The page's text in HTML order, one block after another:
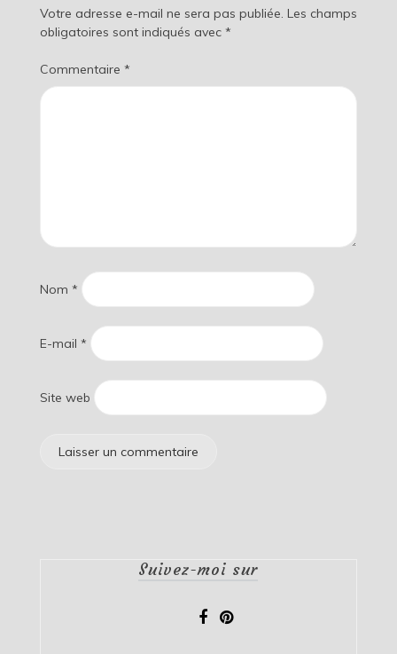
Votre adresse e-mail ne sera pas publiée. Les champs
obligatoires sont indiqués avec *
Commentaire *
Nom *
E-mail *
Site web
Suivez-moi sur